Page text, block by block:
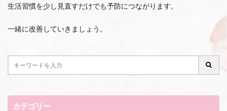
生活習慣を少し見直すだけでも予防につながります。
一緒に改善していきましょう。
カテゴリー